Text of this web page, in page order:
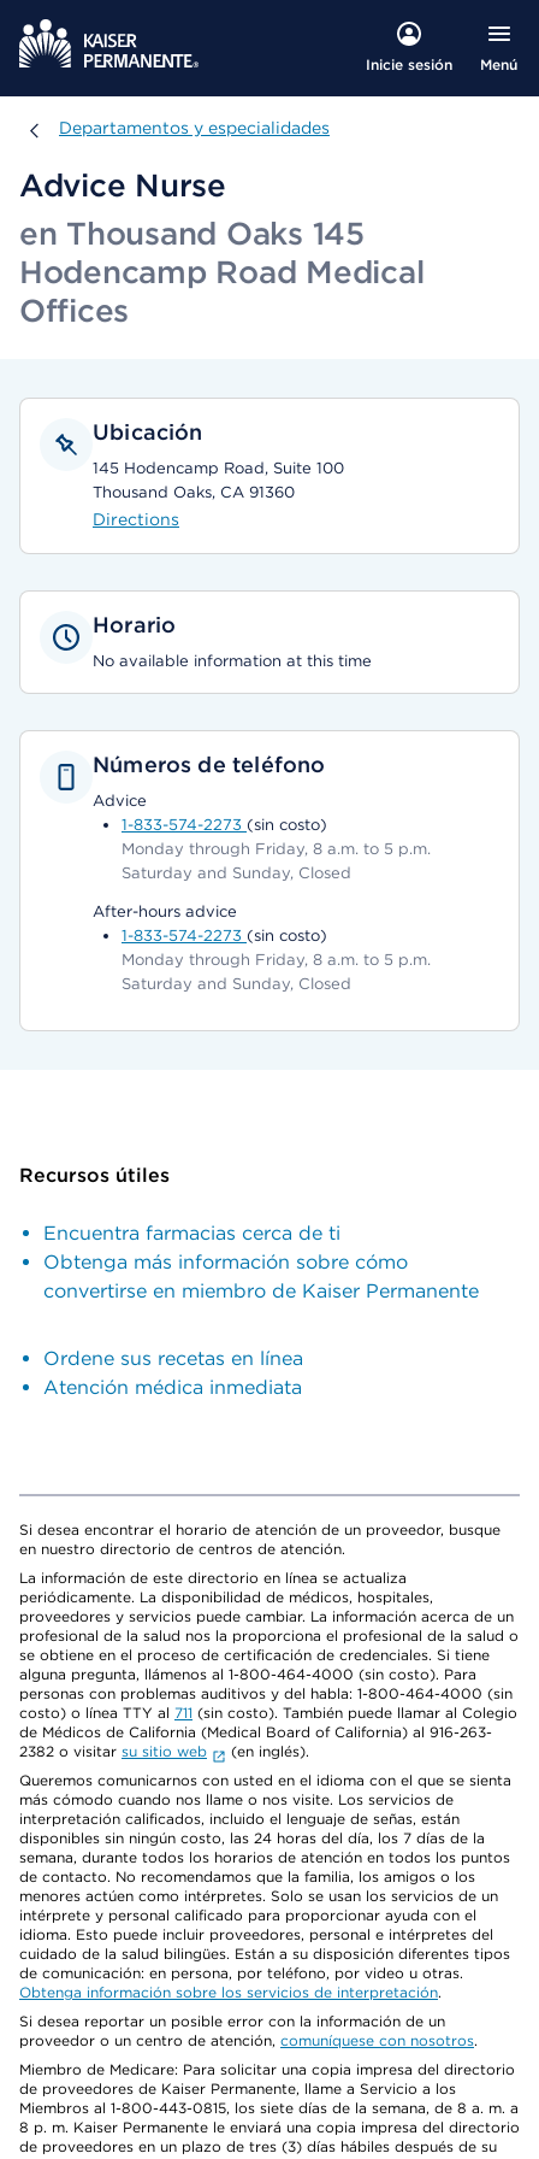
Inicie sesión Menú
Departamentos y especialidades
Departamentos y especialidades
Advice Nurse
en Thousand Oaks 145
Hodencamp Road Medical
Offices
Ubicación
145 Hodencamp Road, Suite 100
Thousand Oaks, CA 91360
Directions
Horario
No available information at this time
Números de teléfono
Advice
1-833-574-2273 (sin costo)
Monday through Friday, 8 a.m. to 5 p.m.
Saturday and Sunday, Closed
After-hours advice
1-833-574-2273 (sin costo)
Monday through Friday, 8 a.m. to 5 p.m.
Saturday and Sunday, Closed
Recursos útiles
Encuentra farmacias cerca de ti
Obtenga más información sobre cómo
convertirse en miembro de Kaiser Permanente
Ordene sus recetas en línea
Atención médica inmediata
Si desea encontrar el horario de atención de un proveedor, busque
en nuestro directorio de centros de atención.
La información de este directorio en línea se actualiza
periódicamente. La disponibilidad de médicos, hospitales,
proveedores y servicios puede cambiar. La información acerca de un
profesional de la salud nos la proporciona el profesional de la salud o
se obtiene en el proceso de certificación de credenciales. Si tiene
alguna pregunta, llámenos al 1-800-464-4000 (sin costo). Para
personas con problemas auditivos y del habla: 1-800-464-4000 (sin
costo) o línea TTY al 711 (sin costo). También puede llamar al Colegio
de Médicos de California (Medical Board of California) al 916-263-
2382 o visitar su sitio web
(en inglés).
Queremos comunicarnos con usted en el idioma con el que se sienta
más cómodo cuando nos llame o nos visite. Los servicios de
interpretación calificados, incluido el lenguaje de señas, están
disponibles sin ningún costo, las 24 horas del día, los 7 días de la
semana, durante todos los horarios de atención en todos los puntos
de contacto. No recomendamos que la familia, los amigos o los
menores actúen como intérpretes. Solo se usan los servicios de un
intérprete y personal calificado para proporcionar ayuda con el
idioma. Esto puede incluir proveedores, personal e intérpretes del
cuidado de la salud bilingües. Están a su disposición diferentes tipos
de comunicación: en persona, por teléfono, por video u otras.
Obtenga información sobre los servicios de interpretación.
Si desea reportar un posible error con la información de un
proveedor o un centro de atención, comuníquese con nosotros.
Miembro de Medicare: Para solicitar una copia impresa del directorio
de proveedores de Kaiser Permanente, llame a Servicio a los
Miembros al 1-800-443-0815, los siete días de la semana, de 8 a. m. a
8 p. m. Kaiser Permanente le enviará una copia impresa del directorio
de proveedores en un plazo de tres (3) días hábiles después de su